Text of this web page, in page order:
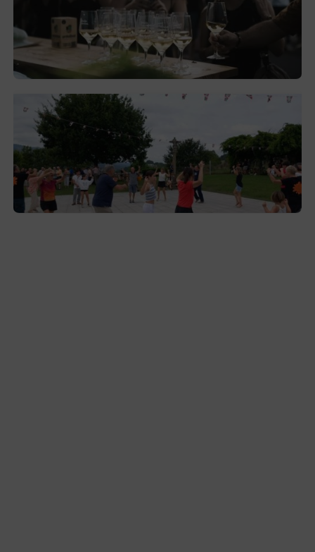
El festival de Bizkaiko Txakolina ‘Mahasti
Artean’ llega a Durangaldea en
septiembre
2026-08-03
Gerediaga inicia sus fiestas con una cena
y la romería de Ansorregi eta Larrañaga
2026-08-03